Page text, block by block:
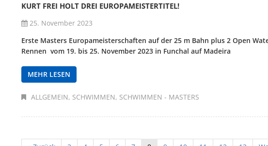
KURT FREI HOLT DREI EUROPAMEISTERTITEL!
25. November 2023
Erste Masters Europameisterschaften auf der 25 m Bahn plus 2 Open
Rennen vom 19. bis 25. November 2023 in Funchal auf Madeira
MEHR LESEN
ALLGEMEIN SCHWIMMEN SCHWIMMEN - MASTERS